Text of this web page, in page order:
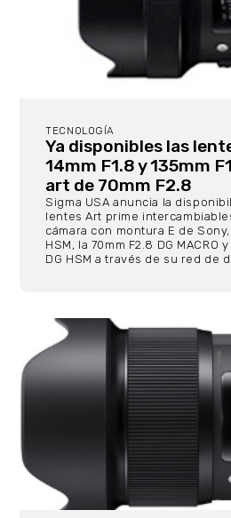
TECNOLOGÍA
Ya disponibles las
14mm F1.8 y 135mm
art de 70mm F2.8
Sigma USA anuncia la
lentes Art prime
cámara con montura E de Sony,
HSM, la 70mm F2.8 DG MACRO
DG HSM a través de su red de